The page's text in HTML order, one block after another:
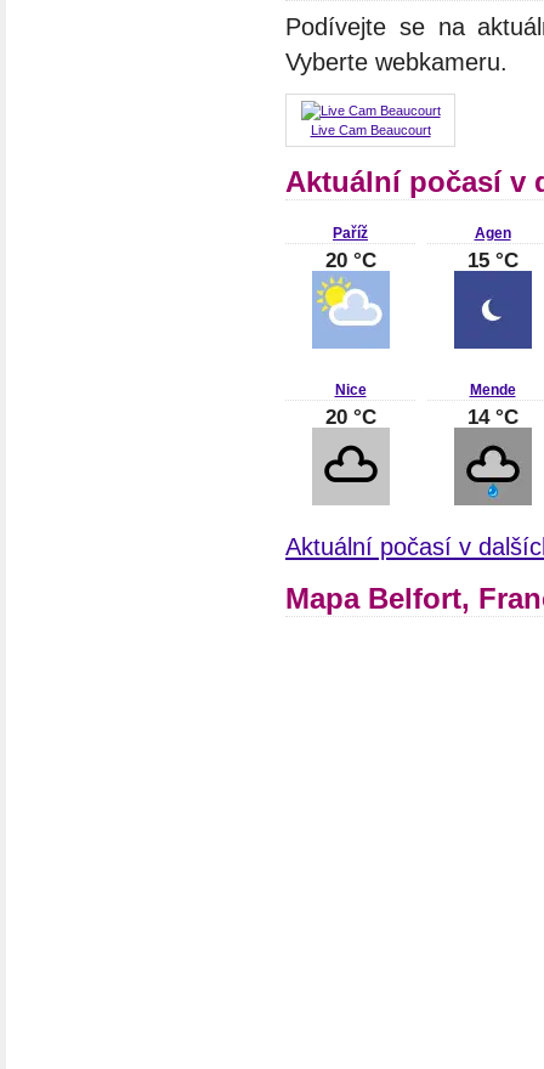
Podívejte se na
Vyberte webkameru.
Live Cam Beaucourt
Aktuální počasí v
Paříž
20 °C
Agen
15 °C
Nice
20 °C
Mende
14 °C
Aktuální počasí v
Mapa Belfort,